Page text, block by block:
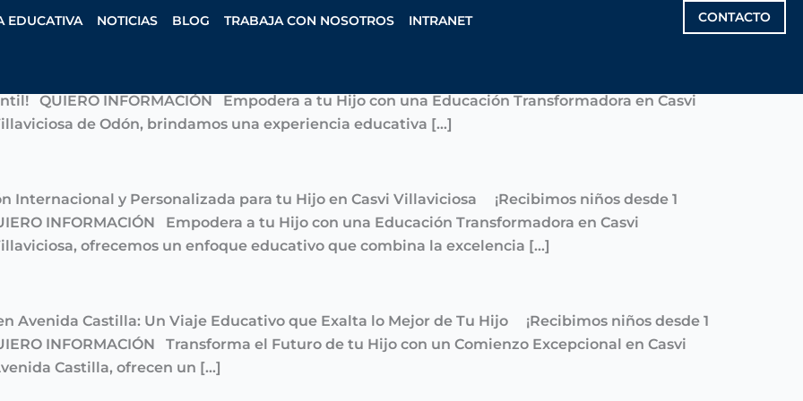
EDUCATIVA NOTICIAS BLOG TRABAJA CON NOSOTROS INTRANET CONTACTO
QUIERO INFORMACIÓN Empodera a tu Hijo con una Educación Transformadora en Casvi
de Odón, brindamos una experiencia educativa […]
Internacional y Personalizada para tu Hijo en Casvi Villaviciosa ¡Recibimos niños desde 1
INFORMACIÓN Empodera a tu Hijo con una Educación Transformadora en Casvi
ofrecemos un enfoque educativo que combina la excelencia […]
Avenida Castilla: Un Viaje Educativo que Exalta lo Mejor de Tu Hijo ¡Recibimos niños desde 1
INFORMACIÓN Transforma el Futuro de tu Hijo con un Comienzo Excepcional en Casvi
Castilla, ofrecen un […]